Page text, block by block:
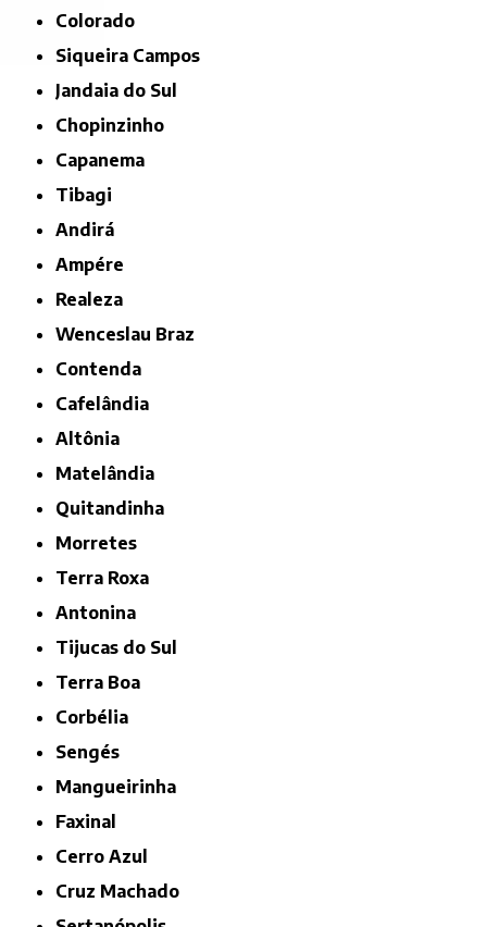
Colorado
Siqueira Campos
Jandaia do Sul
Chopinzinho
Capanema
Tibagi
Andirá
Ampére
Realeza
Wenceslau Braz
Contenda
Cafelândia
Altônia
Matelândia
Quitandinha
Morretes
Terra Roxa
Antonina
Tijucas do Sul
Terra Boa
Corbélia
Sengés
Mangueirinha
Faxinal
Cerro Azul
Cruz Machado